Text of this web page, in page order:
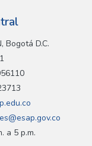
Bogotá D.C.
a 5 p.m.